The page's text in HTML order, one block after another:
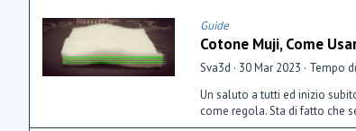
Guide
Cotone Muji, Come
Sva3d 30 Mar 2023 Tempo
Un saluto a tutti ed inizio
come regola. Sta di fatto che